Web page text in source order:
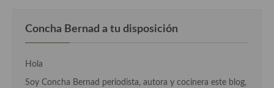
Cocina Canaria
Cocina Castilla – La Mancha
Concha Bernad a tu disposición
Hola
Soy Concha Bernad periodista, autora y cocinera este blog,